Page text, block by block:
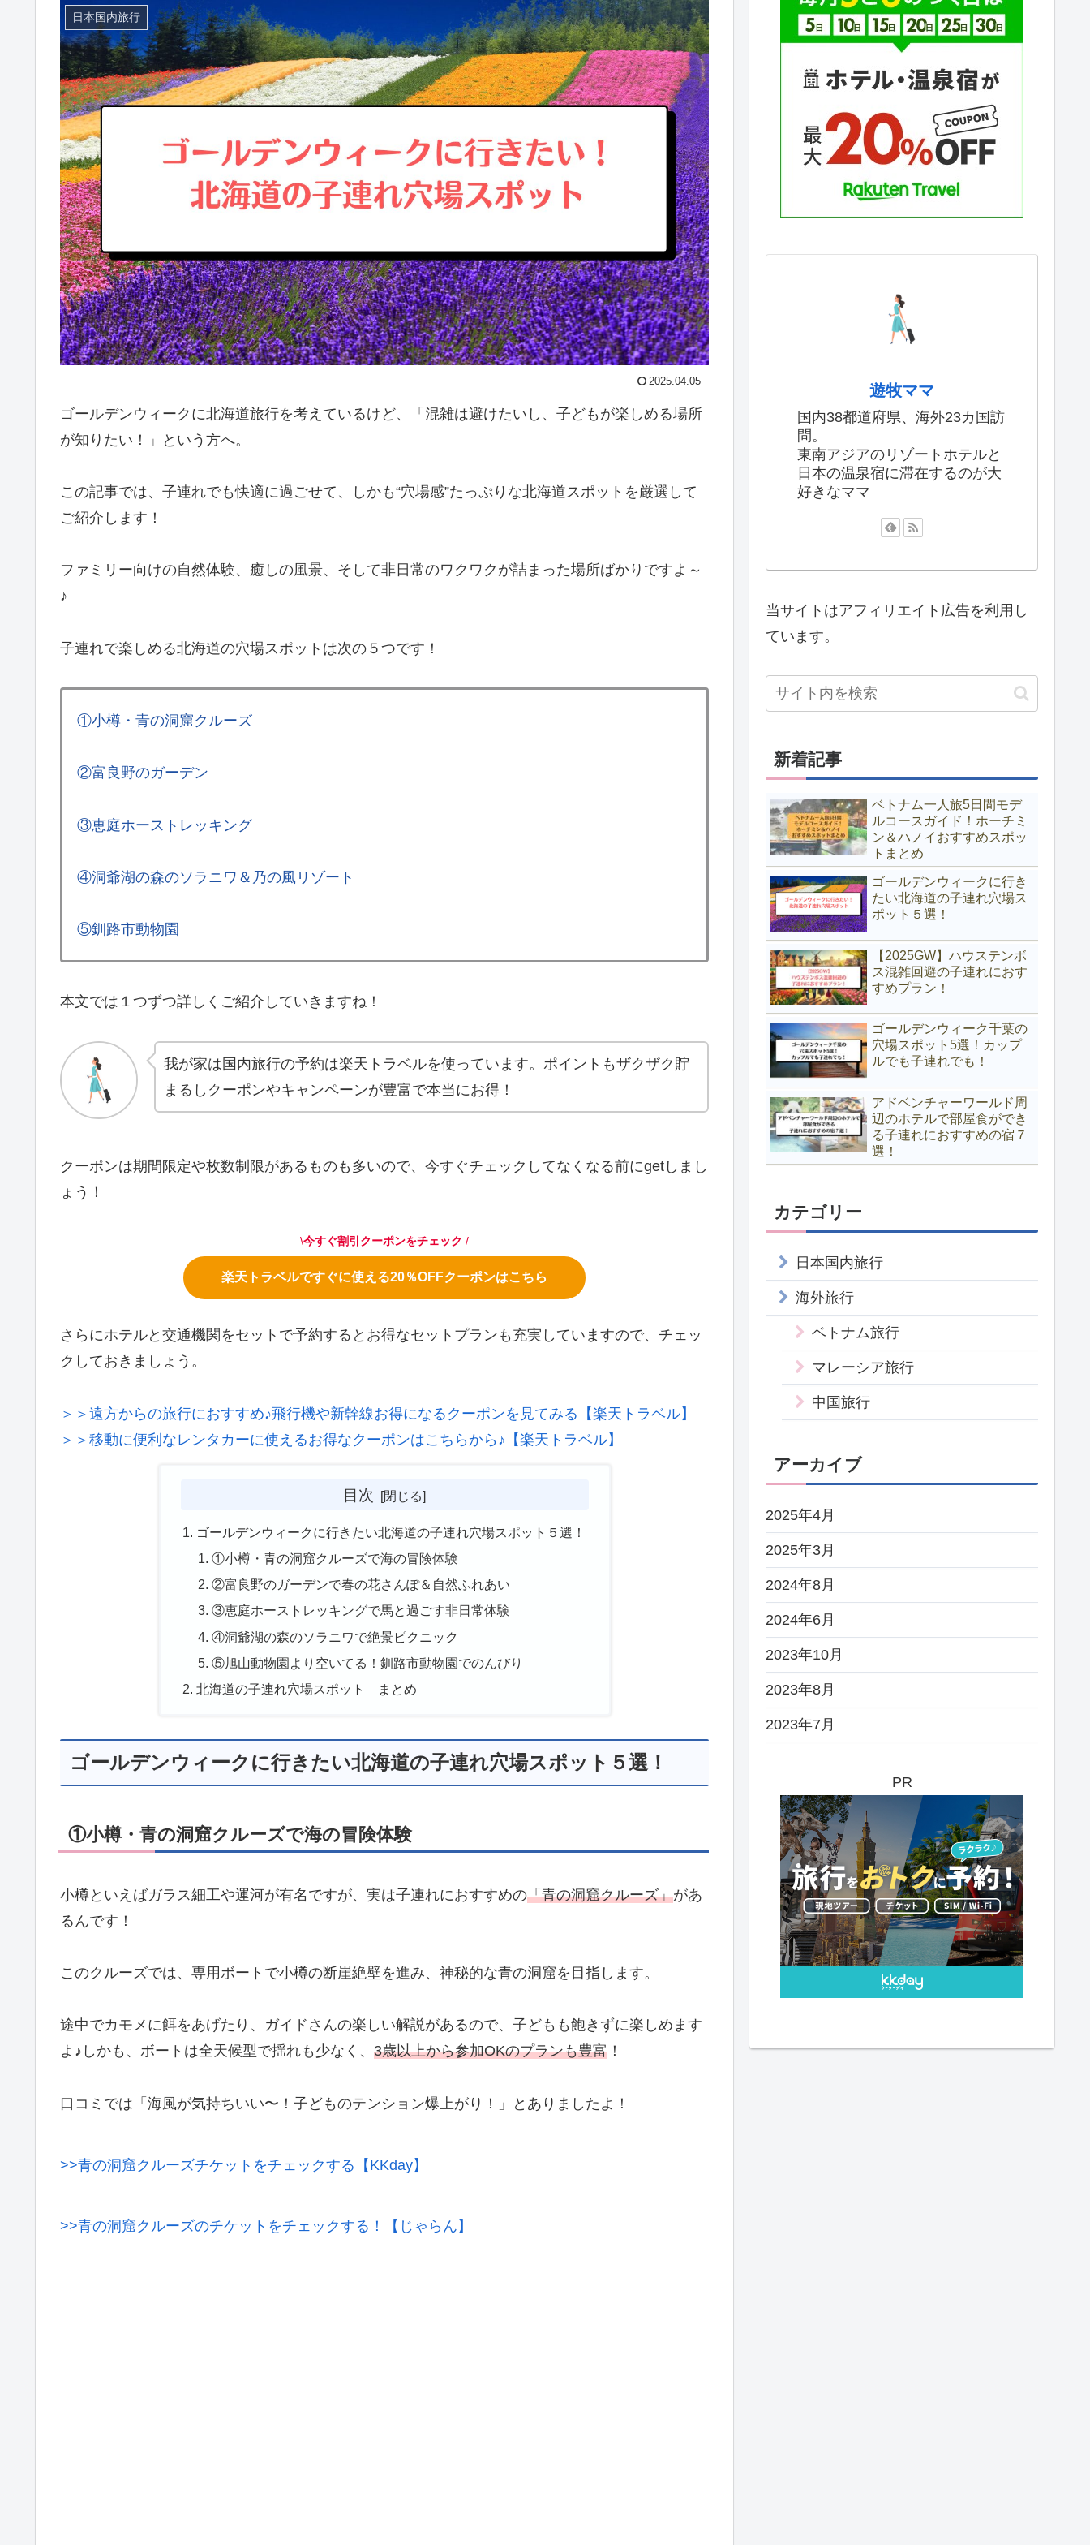
日本国内旅行
2025.04.05
ゴールデンウィークに北海道旅行を考えているけど、「混雑は避けたいし、子どもが楽しめる場所
が知りたい！」という方へ。
この記事では、子連れでも快適に過ごせて、しかも“穴場感”たっぷりな北海道スポットを厳選して
ご紹介します！
ファミリー向けの自然体験、癒しの風景、そして非日常のワクワクが詰まった場所ばかりですよ～
♪
子連れで楽しめる北海道の穴場スポットは次の５つです！
①小樽・青の洞窟クルーズ
②富良野のガーデン
③恵庭ホーストレッキング
④洞爺湖の森のソラニワ＆乃の風リゾート
⑤釧路市動物園
本文では１つずつ詳しくご紹介していきますね！
我が家は国内旅行の予約は楽天トラベルを使っています。ポイントもザクザク貯
まるしクーポンやキャンペーンが豊富で本当にお得！
クーポンは期間限定や枚数制限があるものも多いので、今すぐチェックしてなくなる前にgetしまし
ょう！
\今すぐ割引クーポンをチェック /
楽天トラベルですぐに使える20％OFFクーポンはこちら
さらにホテルと交通機関をセットで予約するとお得なセットプランも充実していますので、チェッ
クしておきましょう。
＞＞遠方からの旅行におすすめ♪飛行機や新幹線お得になるクーポンを見てみる【楽天トラベル】
＞＞移動に便利なレンタカーに使えるお得なクーポンはこちらから♪【楽天トラベル】
目次
ゴールデンウィークに行きたい北海道の子連れ穴場スポット５選！
①小樽・青の洞窟クルーズで海の冒険体験
②富良野のガーデンで春の花さんぽ＆自然ふれあい
③恵庭ホーストレッキングで馬と過ごす非日常体験
④洞爺湖の森のソラニワで絶景ピクニック
⑤旭山動物園より空いてる！釧路市動物園でのんびり
北海道の子連れ穴場スポット まとめ
ゴールデンウィークに行きたい北海道の子連れ穴場スポット５選！
①小樽・青の洞窟クルーズで海の冒険体験
小樽といえばガラス細工や運河が有名ですが、実は子連れにおすすめの「青の洞窟クルーズ」があ
るんです！
このクルーズでは、専用ボートで小樽の断崖絶壁を進み、神秘的な青の洞窟を目指します。
途中でカモメに餌をあげたり、ガイドさんの楽しい解説があるので、子どもも飽きずに楽しめます
よ♪しかも、ボートは全天候型で揺れも少なく、 3歳以上から参加OKのプランも豊富 ！
口コミでは「海風が気持ちいい〜！子どものテンション爆上がり！」とありましたよ！
>>青の洞窟クルーズチケットをチェックする【KKday】
>>青の洞窟クルーズのチケットをチェックする！【じゃらん】
遊牧ママ
国内38都道府県、海外23カ国訪
問。
東南アジアのリゾートホテルと
日本の温泉宿に滞在するのが大
好きなママ
当サイトはアフィリエイト広告を利用し
ています。
新着記事
ベトナム一人旅5日間モデ
ルコースガイド！ホーチミ
ン＆ハノイおすすめスポッ
トまとめ
ゴールデンウィークに行き
たい北海道の子連れ穴場ス
ポット５選！
【2025GW】ハウステンボ
ス混雑回避の子連れにおす
すめプラン！
ゴールデンウィーク千葉の
穴場スポット5選！カップ
ルでも子連れでも！
アドベンチャーワールド周
辺のホテルで部屋食ができ
る子連れにおすすめの宿７
選！
カテゴリー
日本国内旅行
海外旅行
ベトナム旅行
マレーシア旅行
中国旅行
アーカイブ
2025年4月
2025年3月
2024年8月
2024年6月
2023年10月
2023年8月
2023年7月
PR